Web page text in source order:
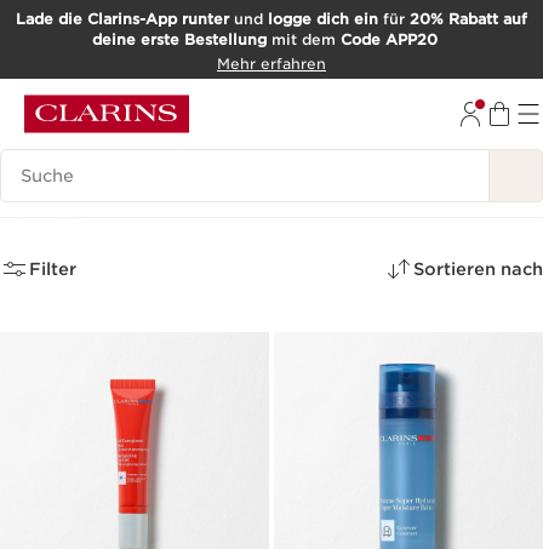
WEITER ZUM INHALT
Lade die Clarins-App runterund logge dich ein für 20% Rabatt auf
deine erste Bestellungmit dem Code APP20
Mehr erfahren
Such-Historie
Von der Domaine Clarins
Filter Sortieren nach